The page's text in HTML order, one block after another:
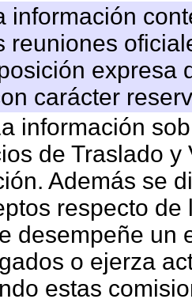
información
reuniones
expresa
carácter
información
de Traslado
Además se
respecto
desempeñe un
o ejerza
estas